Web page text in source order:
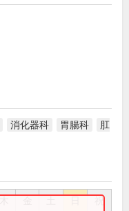
消化器科 胃腸科
肛
祝